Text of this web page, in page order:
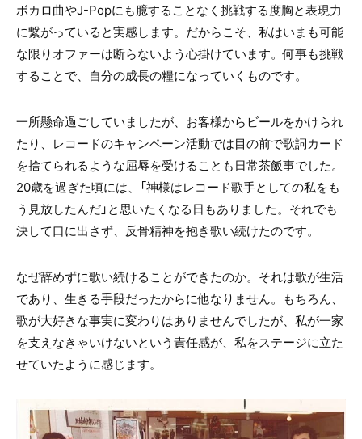
ボカロ曲やJ-Popにも臆することなく挑戦する度胸と表現力
に繋がっていると実感します。だからこそ、私はいまも可能
な限りオファーは断らないよう心掛けています。何事も挑戦
することで、自分の成長の糧になっていくものです。
一所懸命過ごしていましたが、お客様からビールをかけられ
たり、レコードのキャンペーン活動では目の前で歌詞カード
を捨てられるような屈辱を受けることも日常茶飯事でした。
20歳を過ぎた頃には、「神様はレコード歌手としての私をも
う見放したんだ」と思いたくなる日もありました。それでも
決して口に出さず、反骨精神を抱き歌い続けたのです。
なぜ辞めずに歌い続けることができたのか。それは歌が生活
であり、生きる手段だったからに他なりません。もちろん、
歌が大好きな事実に変わりはありませんでしたが、私が一家
を支えなきゃいけないという責任感が、私をステージに立た
せていたように感じます。